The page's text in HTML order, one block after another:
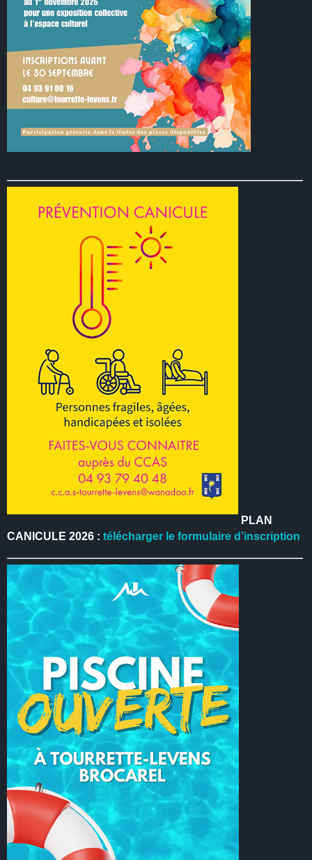
PLAN
CANICULE 2026 :télécharger le formulaire d’inscription